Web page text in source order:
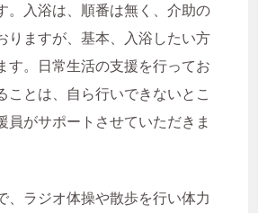
。入浴は、順番は無く、介助の
りますが、基本、入浴したい方
す。日常生活の支援を行ってお
ことは、自ら行いできないとこ
員がサポートさせていただきま
、ラジオ体操や散歩を行い体力